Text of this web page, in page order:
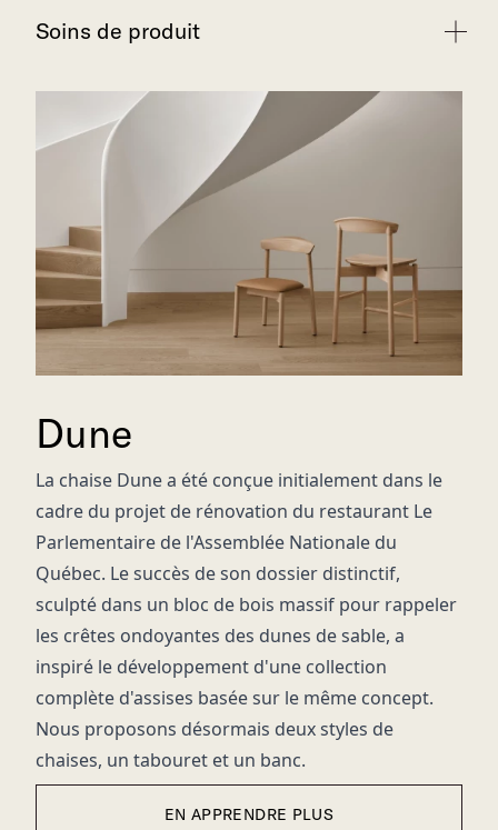
Soins de produit
Dune
La chaise Dune a été conçue initialement dans le
cadre du projet de rénovation du restaurant Le
Parlementaire de l'Assemblée Nationale du
Québec. Le succès de son dossier distinctif,
sculpté dans un bloc de bois massif pour rappeler
les crêtes ondoyantes des dunes de sable, a
inspiré le développement d'une collection
complète d'assises basée sur le même concept.
Nous proposons désormais deux styles de
chaises, un tabouret et un banc.
EN APPRENDRE PLUS